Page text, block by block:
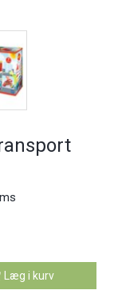
Læg i kurv